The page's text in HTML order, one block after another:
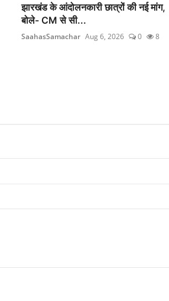
झारखंड के आंदोलनकारी छात्रों की नई मांग,
बोले- CM से सी...
SaahasSamachar Aug 6, 2026 0 8